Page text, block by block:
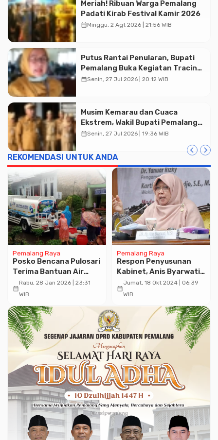
Advertisment
Meriah! Ribuan Warga Pemalang
Padati Kirab Festival Kamir 2026
calendar_monthMinggu, 2 Agt 2026 | 21:56 WIB
Putus Rantai Penularan, Bupati
Pemalang Buka Kegiatan Tracing
TBC Terintegrasi di Mulyoharjo
calendar_monthSenin, 27 Jul 2026 | 20:12 WIB
Musim Kemarau dan Cuaca
Ekstrem, Wakil Bupati Pemalang
Ingatkan ASN Waspada Bahaya
calendar_monthSenin, 27 Jul 2026 | 19:36 WIB
REKOMENDASI UNTUK ANDA
Pemalang Raya
Posko Bencana Pulosari
Terima Bantuan Air
Bersih dari PDAM dan
BPBD Pemalang
calendar_month
Rabu, 28 Jan 2026 | 23:31
WIB
Pemalang Raya
Respon Penyusunan
Kabinet, Anis Byarwati:
Tim Ekonomi Harus Diisi
yang Profesional dan
calendar_month
Jumat, 18 Okt 2024 | 06:39
WIB